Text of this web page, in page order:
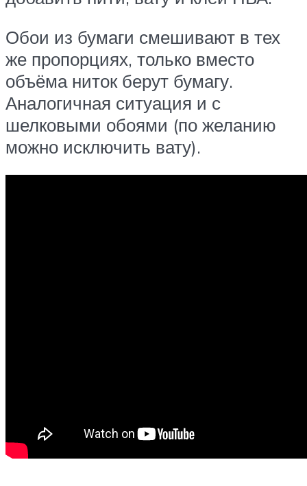
Обои из бумаги смешивают в тех
же пропорциях, только вместо
объёма ниток берут бумагу.
Аналогичная ситуация и с
шелковыми обоями (по желанию
можно исключить вату).